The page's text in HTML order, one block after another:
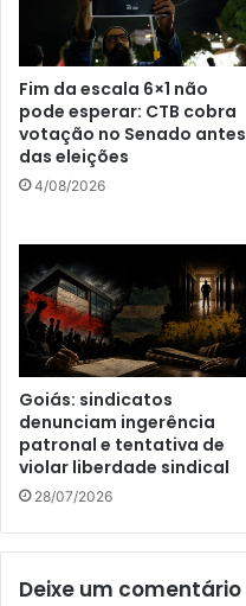
Fim da escala 6×1 não
pode esperar: CTB cobra
votação no Senado antes
das eleições
4/08/2026
Goiás: sindicatos
denunciam ingerência
patronal e tentativa de
violar liberdade sindical
28/07/2026
Deixe um comentário